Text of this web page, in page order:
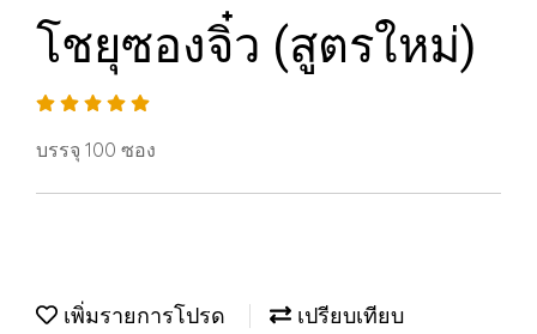
โชยุซองจิ๋ว (สูตรใหม่)
บรรจุ 100 ซอง
เพิ่มรายการโปรด เปรียบเทียบ